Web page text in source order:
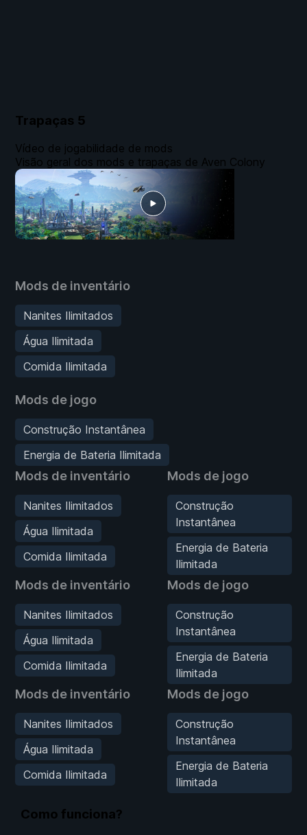
Trapaças 5
Mods de inventário
Nanites Ilimitados
Água Ilimitada
Comida Ilimitada
Mods de jogo
Construção Instantânea
Energia de Bateria Ilimitada
Mods de inventário
Nanites Ilimitados
Água Ilimitada
Comida Ilimitada
Mods de jogo
Construção
Instantânea
Energia de Bateria
Ilimitada
Mods de inventário
Nanites Ilimitados
Água Ilimitada
Comida Ilimitada
Mods de jogo
Construção
Instantânea
Energia de Bateria
Ilimitada
Mods de inventário
Nanites Ilimitados
Água Ilimitada
Comida Ilimitada
Mods de jogo
Construção
Instantânea
Energia de Bateria
Ilimitada
Vídeo de jogabilidade de mods
Visão geral dos mods e trapaças de Aven Colony
Como funciona?